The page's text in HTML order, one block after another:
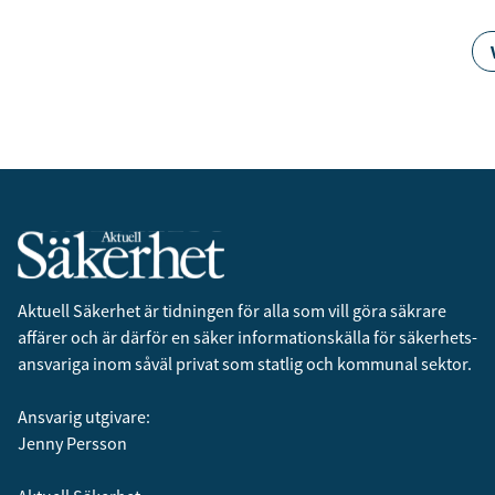
Aktuell Säkerhet är tidningen för alla som vill göra säkrare
affärer och är därför en säker informationskälla för säkerhets­
ansvariga inom såväl privat som statlig och kommunal sektor.
Ansvarig utgivare:
Jenny Persson